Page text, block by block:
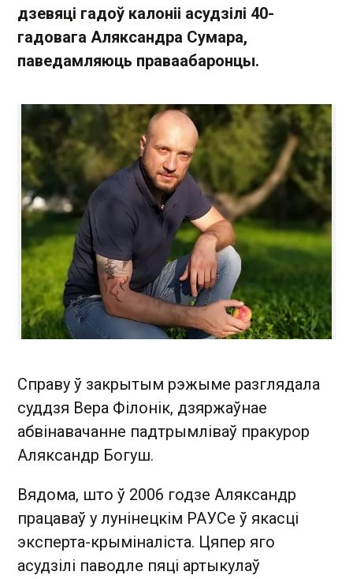
дзевяці гадоў калоніі асудзілі 40-
гадовага Аляксандра Сумара,
паведамляюць праваабаронцы.
Справу ў закрытым рэжыме разглядала
суддзя Вера Філонік, дзяржаўнае
абвінавачанне падтрымліваў пракурор
Аляксандр Богуш.
Вядома, што ў 2006 годзе Аляксандр
працаваў у лунінецкім РАУСе ў якасці
эксперта-крыміналіста. Цяпер яго
асудзілі паводле пяці артыкулаў